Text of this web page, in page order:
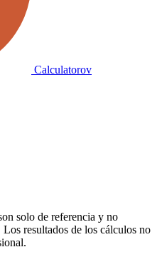
Calculatorov
solo de referencia y no
resultados de los cálculos no